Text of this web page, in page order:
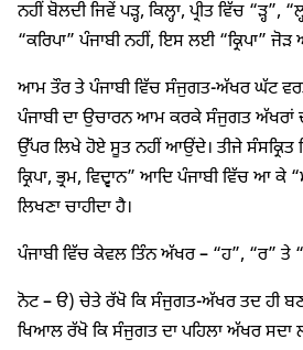
ਨਹੀਂ ਬੋਲਦੀ ਜਿਵੇਂ ਪੜ੍ਹ, ਕਿਲ੍ਹਾ, ਪ੍ਰੀਤ ਵਿੱਚ
“ਕਰਿਪਾ” ਪੰਜਾਬੀ ਨਹੀਂ, ਇਸ ਲਈ “ਕ੍ਰਿਪਾ”
ਆਮ ਤੌਰ ਤੇ ਪੰਜਾਬੀ ਵਿੱਚ ਸੰਜੁਗਤ-ਅੱਖਰ ਘੱਟ
ਪੰਜਾਬੀ ਦਾ ਉਚਾਰਨ ਆਮ ਕਰਕੇ ਸੰਜੁਗਤ ਅੱਖਰਾਂ
ਉੱਪਰ ਲਿਖੇ ਹੋਏ ਸੂਤ ਨਹੀਂ ਆਉਂਦੇ। ਤੀਜੇ ਸੰਸਕ੍ਰਿਤ
ਕ੍ਰਿਪਾ, ਭ੍ਰਮ, ਵਿਦ੍ਵਾਨ” ਆਦਿ ਪੰਜਾਬੀ ਵਿੱਚ ਆ
ਲਿਖਣਾ ਚਾਹੀਦਾ ਹੈ।
ਪੰਜਾਬੀ ਵਿੱਚ ਕੇਵਲ ਤਿੰਨ ਅੱਖਰ – “ਹ”, “ਰ” ਤੇ
ਨੋਟ – ੳ) ਚੇਤੇ ਰੱਖੋ ਕਿ ਸੰਜੁਗਤ-ਅੱਖਰ ਤਦ ਹੀ
ਖਿਆਲ ਰੱਖੋ ਕਿ ਸੰਜੁਗਤ ਦਾ ਪਹਿਲਾ ਅੱਖਰ ਸਦਾ